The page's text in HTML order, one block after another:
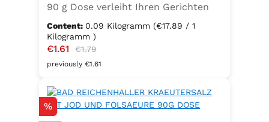
90 g Dose verleiht Ihren Gerichten
einen vollmundigen, aromatischen
Knoblauchgeschmack. Hergestellt
ohne Geschmacksverstärker, zu 100
% vegan und glutenfrei – ideal für
zum Würzen von Pasta, Fleisch,
Fisch, Gemüse und mediterranen
Content: 0.09 Kilogramm (€17.89 / 1
Kilogramm )
Sale price:
€1.61 Regular price:
€1.79
previously €1.61
Discount
%